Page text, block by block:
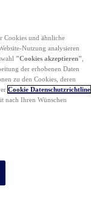
Cookies und ähnliche
Nutzung analysieren
"Cookies akzeptieren"
der erhobenen Daten
zu den Cookies, deren
Cookie Datenschutzrichtline
nach Ihren Wünschen